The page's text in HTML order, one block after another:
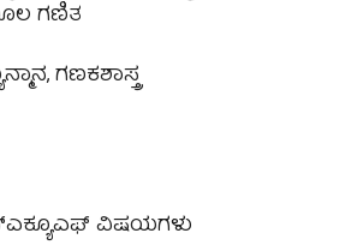
ಗಣಿತ
ಗಣಕಶಾಸ್ತ್ರ
ವಿಷಯಗಳು